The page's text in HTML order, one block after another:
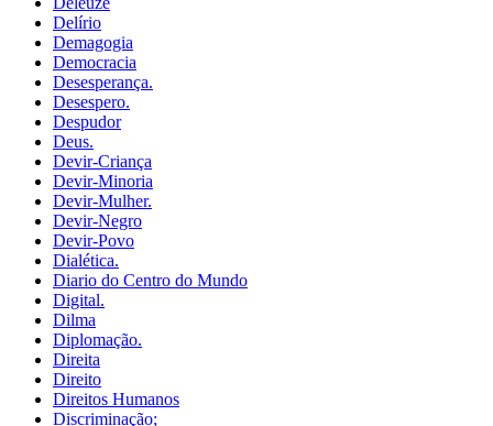
Delírio
Demagogia
Democracia
Desesperança.
Desespero.
Despudor
Deus.
Devir-Criança
Devir-Minoria
Devir-Mulher.
Devir-Negro
Devir-Povo
Dialética.
Diario do Centro do Mundo
Digital.
Dilma
Diplomação.
Direita
Direito
Direitos Humanos
Discriminação;